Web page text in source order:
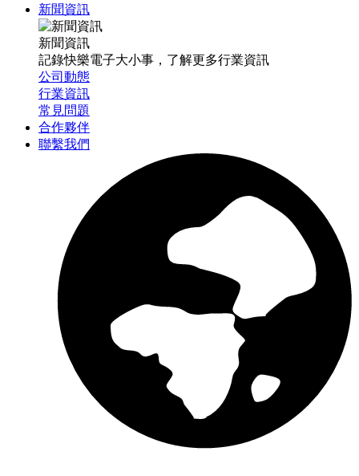
新聞資訊
新聞資訊
記錄快樂電子大小事，了解更多行業資訊
公司動態
行業資訊
常見問題
合作夥伴
聯繫我們